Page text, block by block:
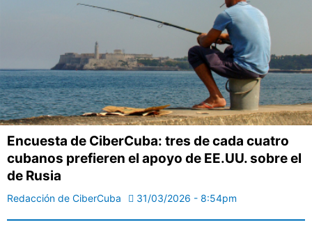
Encuesta de CiberCuba: tres de cada cuatro
cubanos prefieren el apoyo de EE.UU. sobre el
de Rusia
Redacción de CiberCuba 31/03/2026 - 8:54pm